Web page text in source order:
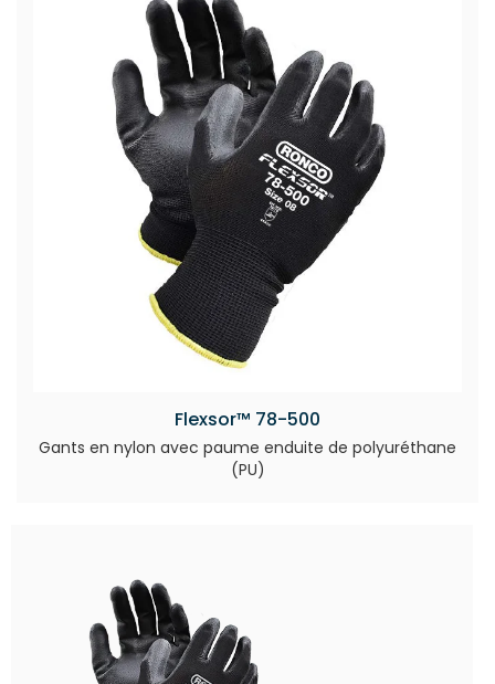
Flexsor™ 78-500
Gants en nylon avec paume enduite de polyuréthane
(PU)